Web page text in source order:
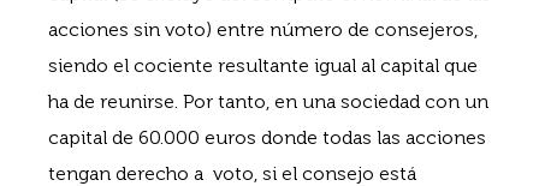
acciones sin voto) entre número de consejeros,
siendo el cociente resultante igual al capital que
ha de reunirse. Por tanto, en una sociedad con un
capital de 60.000 euros donde todas las acciones
tengan derecho a voto, si el consejo está